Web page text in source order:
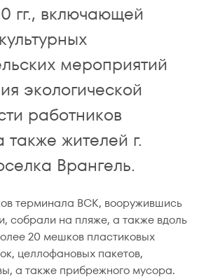
гг., включающей
мероприятий
экологической
работников
жителей г.
Врангель.
терминала ВСК, вооружившись
собрали на пляже, а также вдоль
20 мешков пластиковых
целлофановых пакетов,
а также прибрежного мусора.